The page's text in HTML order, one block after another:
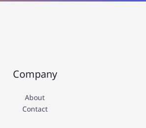
Company
About
Contact